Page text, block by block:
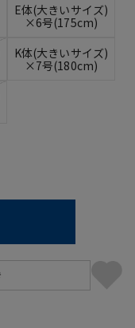
E体(大きいサイズ)
×6号(175cm)
K体(大きいサイズ)
×7号(180cm)